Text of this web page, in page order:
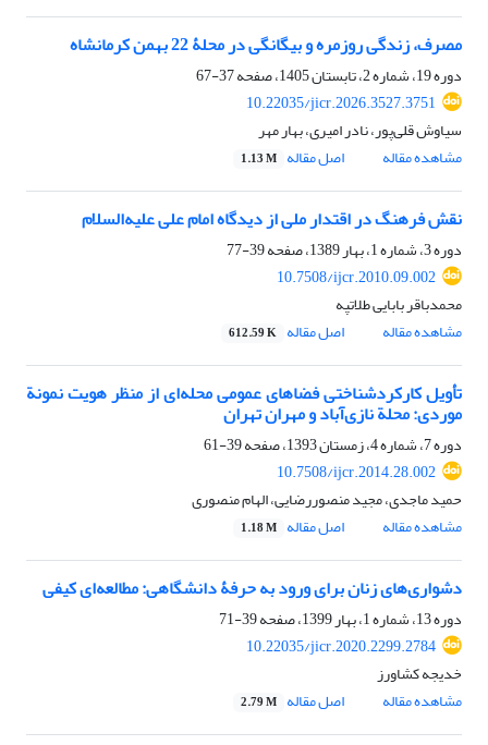
مصرف، زندگی روزمره و بیگانگی در محلۀ 22 بهمن کرمانشاه
دوره 19، شماره 2، تابستان 1405، صفحه
37-67
10.22035/jicr.2026.3527.3751
سیاوش قلی‌پور، نادر امیری، بهار مهر
مشاهده مقاله
اصل مقاله 1.13 M
نقش فرهنگ در اقتدار ملی از دیدگاه امام علی علیه‌السلام
دوره 3، شماره 1، بهار 1389، صفحه
39-77
10.7508/ijcr.2010.09.002
محمدباقر بابایی طلاتپه
مشاهده مقاله
اصل مقاله 612.59 K
تأویل کارکردشناختی فضاهای عمومی محله‌ای از منظر هویت نمونة
موردی: محلة نازی‌آباد و مهران تهران
دوره 7، شماره 4، زمستان 1393، صفحه
39-61
10.7508/ijcr.2014.28.002
حمید ماجدی، مجید منصوررضایی، الهام منصوری
مشاهده مقاله
اصل مقاله 1.18 M
دشواری‌های زنان برای ورود به حرفۀ دانشگاهی: مطالعه‌ای کیفی
دوره 13، شماره 1، بهار 1399، صفحه
39-71
10.22035/jicr.2020.2299.2784
خدیجه کشاورز
مشاهده مقاله
اصل مقاله 2.79 M